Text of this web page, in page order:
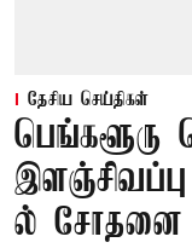
தேசிய செய்திகள்
பெங்களூரு
ல் சோதனை